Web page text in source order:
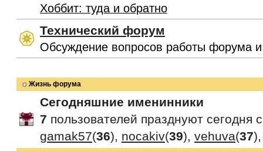
Хоббит: туда и обратно
Технический форум
Обсуждение вопросов работы форума и
Жизнь форума
Сегодняшние именинники
7 пользователей празднуют сегодня
gamak57(36), nocakiv(39), vehuva(37